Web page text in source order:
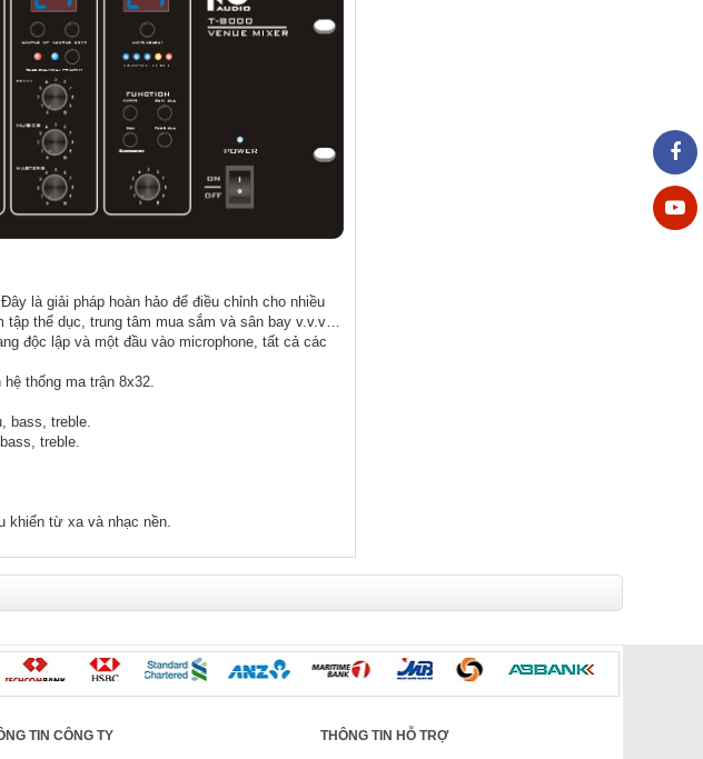
là giải pháp hoàn hảo để điều chỉnh cho nhiều
thể dục, trung tâm mua sắm và sân bay v.v.v…
độc lập và một đầu vào microphone, tất cả các
thống ma trận 8x32.
bass, treble.
treble.
khiển từ xa và nhạc nền.
TIN CÔNG TY THÔNG TIN HỖ TRỢ